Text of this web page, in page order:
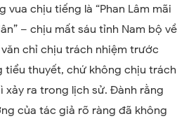
vua chịu tiếng là “Phan Lâm mãi
– chịu mất sáu tỉnh Nam bộ về
chỉ chịu trách nhiệm trước
tiểu thuyết, chứ không chịu trách
xảy ra trong lịch sử. Đành rằng
của tác giả rõ ràng đã không